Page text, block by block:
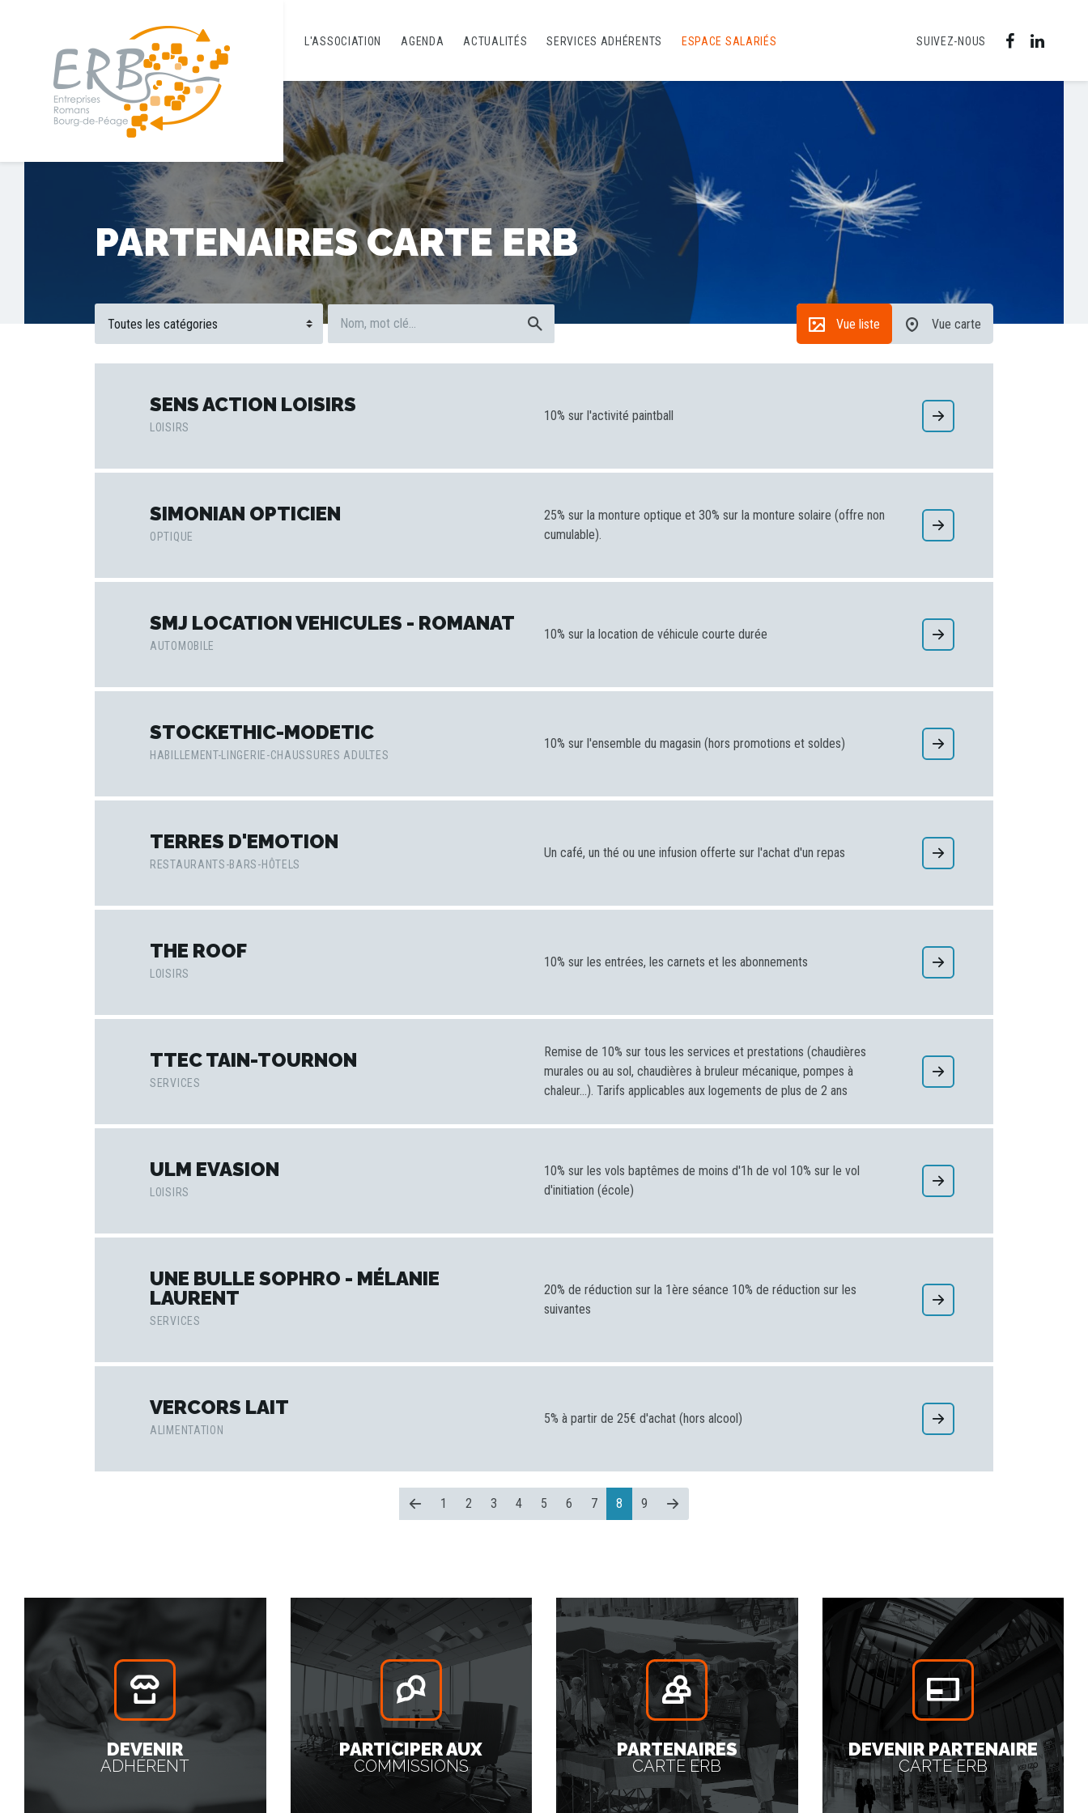
L'ASSOCIATION AGENDA ACTUALITÉS SERVICES ADHÉRENTS ESPACE SALARIÉS SUIVEZ-NOUS
PARTENAIRES CARTE ERB
Vue liste Vue carte
SENS ACTION LOISIRS
LOISIRS
10% sur l'activité paintball
SIMONIAN OPTICIEN
OPTIQUE
25% sur la monture optique et 30% sur la monture solaire (offre non
cumulable).
SMJ LOCATION VEHICULES - ROMANAT
AUTOMOBILE
10% sur la location de véhicule courte durée
STOCKETHIC-MODETIC
HABILLEMENT-LINGERIE-CHAUSSURES ADULTES
10% sur l'ensemble du magasin (hors promotions et soldes)
TERRES D'EMOTION
RESTAURANTS-BARS-HÔTELS
Un café, un thé ou une infusion offerte sur l'achat d'un repas
THE ROOF
LOISIRS
10% sur les entrées, les carnets et les abonnements
TTEC TAIN-TOURNON
SERVICES
Remise de 10% sur tous les services et prestations (chaudières
murales ou au sol, chaudières à bruleur mécanique, pompes à
chaleur…). Tarifs applicables aux logements de plus de 2 ans
ULM EVASION
LOISIRS
10% sur les vols baptêmes de moins d'1h de vol 10% sur le vol
d'initiation (école)
UNE BULLE SOPHRO - MÉLANIE
LAURENT
SERVICES
20% de réduction sur la 1ère séance 10% de réduction sur les
suivantes
VERCORS LAIT
ALIMENTATION
5% à partir de 25€ d'achat (hors alcool)
1 2 3 4 5 6 7 8 9
DEVENIR
ADHÉRENT
PARTICIPER AUX
COMMISSIONS
PARTENAIRES
CARTE ERB
DEVENIR PARTENAIRE
CARTE ERB